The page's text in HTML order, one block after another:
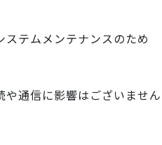
ステムメンテナンスのため
や通信に影響はございません